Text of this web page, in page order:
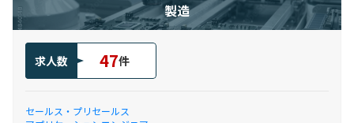
製造
求人数 47件
セールス・プリセールス